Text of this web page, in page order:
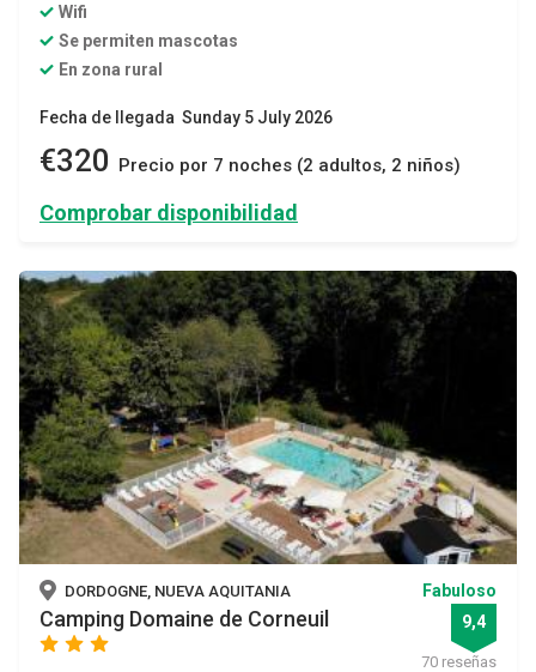
Wifi
Se permiten mascotas
En zona rural
Fecha de llegada Sunday 5 July 2026
€320 Precio por 7 noches (2 adultos, 2 niños)
Comprobar disponibilidad
DORDOGNE, NUEVA AQUITANIA
Camping Domaine de Corneuil
star star
Fabuloso
9,4
70 reseñas